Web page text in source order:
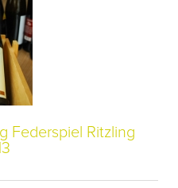
Federspiel Ritzling